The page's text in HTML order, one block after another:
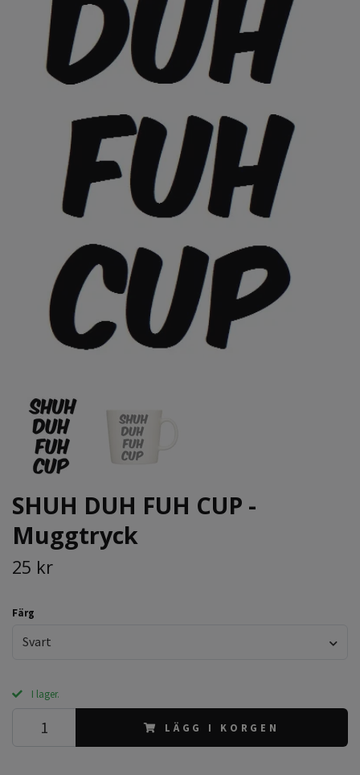
SHUH DUH FUH CUP -
Muggtryck
25 kr
Färg
Svart
I lager.
LÄGG I KORGEN